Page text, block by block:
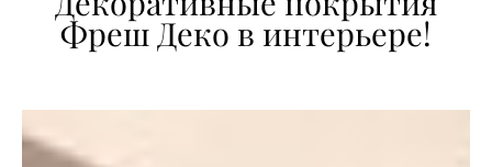
Фреш Деко в интерьере!